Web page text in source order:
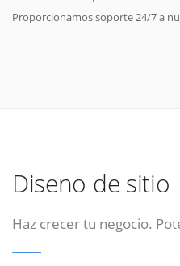
Proporcionamos soporte 24/7 a
Diseno de sitio
Haz crecer tu negocio.